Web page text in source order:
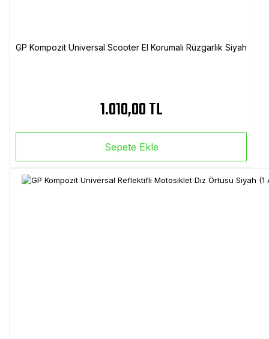
GP Kompozit Universal Scooter El Korumalı Rüzgarlık Siyah
1.010,00 TL
Sepete Ekle